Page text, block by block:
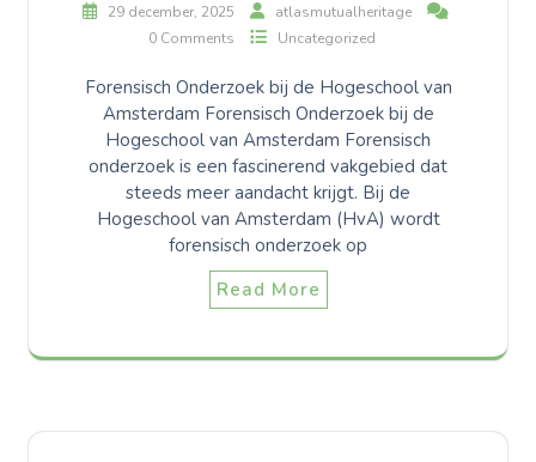
29 december, 2025
atlasmutualheritage
0 Comments
Uncategorized
Forensisch Onderzoek bij de Hogeschool van
Amsterdam Forensisch Onderzoek bij de
Hogeschool van Amsterdam Forensisch
onderzoek is een fascinerend vakgebied dat
steeds meer aandacht krijgt. Bij de
Hogeschool van Amsterdam (HvA) wordt
forensisch onderzoek op
Read More